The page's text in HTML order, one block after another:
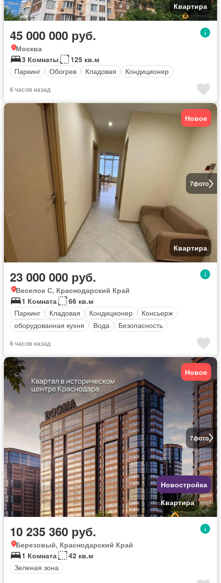
Квартира
45 000 000 руб.
Москва
3 Комнаты
125 кв.м
Паркинг
Обогрев Кладовая Кондиционер
6 часов назад
7фото
Новое
Квартира
23 000 000 руб.
Веселое С, Краснодарский Край
1 Комната
66 кв.м
Паркинг
Кладовая Кондиционер
Консьерж
оборудованная кухня
Вода Безопасность
6 часов назад
7фото
Новое
Новостройка
Квартира
10 235 360 руб.
Березовый, Краснодарский Край
1 Комната
42 кв.м
Зеленая зона